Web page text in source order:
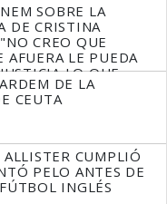
SOBRE LA
DE CRISTINA
CREO QUE
AFUERA LE PUEDA
LO QUE
DE LA
CEUTA
ALLISTER CUMPLIÓ
PELO ANTES DE
INGLÉS